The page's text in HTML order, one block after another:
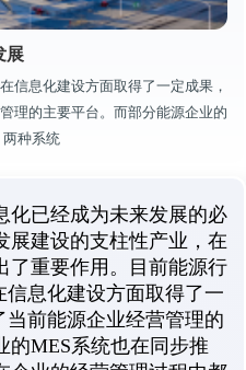
展
信息化建设方面取得了一定成果，
理的主要平台。而部分能源企业的
种系统
化已经成为未来发展的必
展建设的支柱性产业，在
了重要作用。目前能源行
信息化建设方面取得了一
当前能源企业经营管理的
的MES系统也在同步推